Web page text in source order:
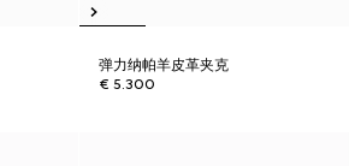
弹力纳帕羊皮革夹克
€ 5.300